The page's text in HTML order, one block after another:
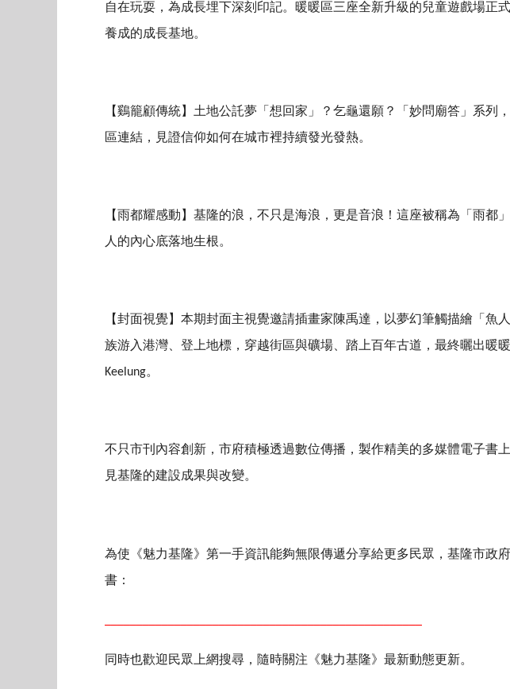
自在玩耍，為成長埋下深刻印記。 暖暖區三座全新升級的兒童遊戲場正
養成的成長基地。
【鷄籠顧傳統】土地公託夢「想回家」？ 乞龜還願？ 「妙問廟答」系列
區連結，見證信仰如何在城市裡持續發光發熱。
【雨都耀感動】基隆的浪，不只是海浪，更是音浪！這座被稱為「雨
人的內心底落地生根。
【封面視覺】本期封面主視覺邀請插畫家陳禹達，以夢幻筆觸描繪「魚
族游入港灣、登上地標，穿越街區與礦場、踏上百年古道，最終曬出暖
Keelung。
不只市刊內容創新，市府積極透過數位傳播，製作精美的多媒體電子書
見基隆的建設成果與改變。
為使《魅力基隆》第一手資訊能夠無限傳遞分享給更多民眾，基隆市政
書：
同時也歡迎民眾上網搜尋，隨時關注《魅力基隆》最新動態更新。